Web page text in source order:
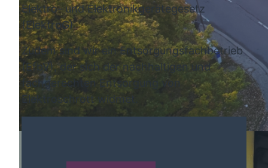
Elektro- und Elektronikgerätegesetz
(ElektroG).
Zudem sind wir ein Entsorgungsfachbetrieb
(EfbV), der sich der nachhaltigen und
fachgerechten Entsorgung von
Elektroschrott widmet.